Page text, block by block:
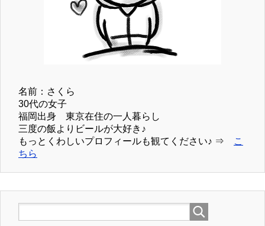
名前：さくら
30代の女子
福岡出身 東京在住の一人暮らし
三度の飯よりビールが大好き♪
もっとくわしいプロフィールも観てください♪ ⇒
こ
ちら